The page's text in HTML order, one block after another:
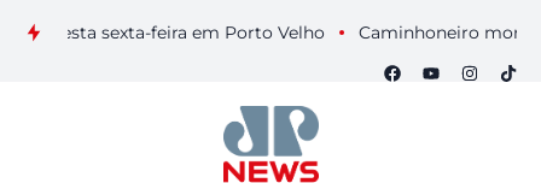
sexta-feira em Porto Velho Caminhoneiro morre após